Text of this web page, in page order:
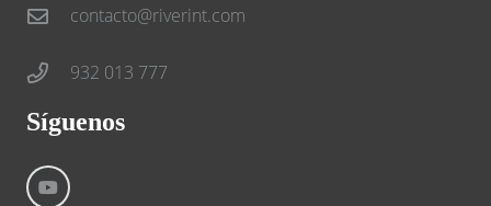
contacto@riverint.com
932 013 777
Síguenos